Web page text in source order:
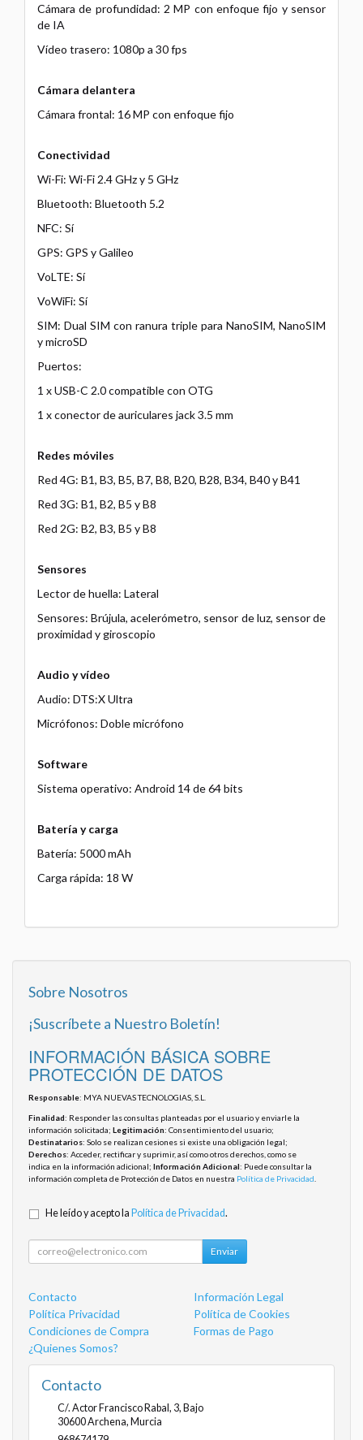
Cámara de profundidad: 2 MP con enfoque fijo y sensor
de IA
Vídeo trasero: 1080p a 30 fps
Cámara delantera
Cámara frontal: 16 MP con enfoque fijo
Conectividad
Wi-Fi: Wi-Fi 2.4 GHz y 5 GHz
Bluetooth: Bluetooth 5.2
NFC: Sí
GPS: GPS y Galileo
VoLTE: Sí
VoWiFi: Sí
SIM: Dual SIM con ranura triple para NanoSIM, NanoSIM
y microSD
Puertos:
1 x USB-C 2.0 compatible con OTG
1 x conector de auriculares jack 3.5 mm
Redes móviles
Red 4G: B1, B3, B5, B7, B8, B20, B28, B34, B40 y B41
Red 3G: B1, B2, B5 y B8
Red 2G: B2, B3, B5 y B8
Sensores
Lector de huella: Lateral
Sensores: Brújula, acelerómetro, sensor de luz, sensor de
proximidad y giroscopio
Audio y vídeo
Audio: DTS:X Ultra
Micrófonos: Doble micrófono
Software
Sistema operativo: Android 14 de 64 bits
Batería y carga
Batería: 5000 mAh
Carga rápida: 18 W
Sobre Nosotros
¡Suscríbete a Nuestro Boletín!
INFORMACIÓN BÁSICA SOBRE
PROTECCIÓN DE DATOS
Responsable: MYA NUEVAS TECNOLOGIAS, S.L.
Finalidad: Responder las consultas planteadas por el usuario y enviarle la
información solicitada; Legitimación: Consentimiento del usuario;
Destinatarios: Solo se realizan cesiones si existe una obligación legal;
Derechos: Acceder, rectificar y suprimir, así como otros derechos, como se
indica en la información adicional; Información Adicional: Puede consultar la
información completa de Protección de Datos en nuestra Política de Privacidad
He leído y acepto la Política de Privacidad.
Enviar
Contacto
Información Legal
Política Privacidad
Política de Cookies
Condiciones de Compra
Formas de Pago
¿Quienes Somos?
Contacto
C/. Actor Francisco Rabal, 3, Bajo
30600Archena, Murcia